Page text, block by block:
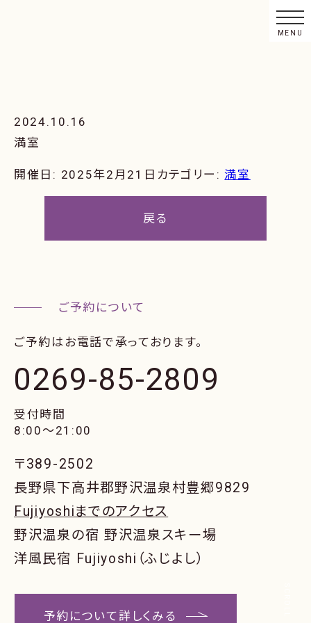
2024.10.16
満室
開催日: 2025年2月21日 カテゴリー:満室
戻る
ご予約はお電話で承っております。
0269-85-2809
受付時間
8:00〜21:00
〒389-2502
長野県下高井郡野沢温泉村豊郷9829
Fujiyoshiまでのアクセス
野沢温泉の宿 野沢温泉スキー場
洋風民宿 Fujiyoshi（ふじよし）
予約について詳しくみる